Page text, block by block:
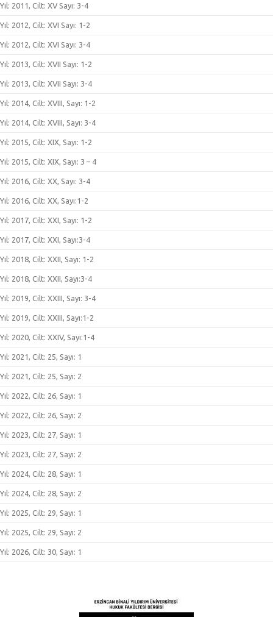
Yıl: 2011, Cilt: XV Sayı: 3-4
Yıl: 2012, Cilt: XVI Sayı: 1-2
Yıl: 2012, Cilt: XVI Sayı: 3-4
Yıl: 2013, Cilt: XVII Sayı: 1-2
Yıl: 2013, Cilt: XVII Sayı: 3-4
Yıl: 2014, Cilt: XVIII, Sayı: 1-2
Yıl: 2014, Cilt: XVIII, Sayı: 3-4
Yıl: 2015, Cilt: XIX, Sayı: 1-2
Yıl: 2015, Cilt: XIX, Sayı: 3 – 4
Yıl: 2016, Cilt: XX, Sayı: 3-4
Yıl: 2016, Cilt: XX, Sayı:1-2
Yıl: 2017, Cilt: XXI, Sayı: 1-2
Yıl: 2017, Cilt: XXI, Sayı:3-4
Yıl: 2018, Cilt: XXII, Sayı: 1-2
Yıl: 2018, Cilt: XXII, Sayı:3-4
Yıl: 2019, Cilt: XXIII, Sayı: 3-4
Yıl: 2019, Cilt: XXIII, Sayı:1-2
Yıl: 2020, Cilt: XXIV, Sayı:1-4
Yıl: 2021, Cilt: 25, Sayı: 1
Yıl: 2021, Cilt: 25, Sayı: 2
Yıl: 2022, Cilt: 26, Sayı: 1
Yıl: 2022, Cilt: 26, Sayı: 2
Yıl: 2023, Cilt: 27, Sayı: 1
Yıl: 2023, Cilt: 27, Sayı: 2
Yıl: 2024, Cilt: 28, Sayı: 1
Yıl: 2024, Cilt: 28, Sayı: 2
Yıl: 2025, Cilt: 29, Sayı: 1
Yıl: 2025, Cilt: 29, Sayı: 2
Yıl: 2026, Cilt: 30, Sayı: 1